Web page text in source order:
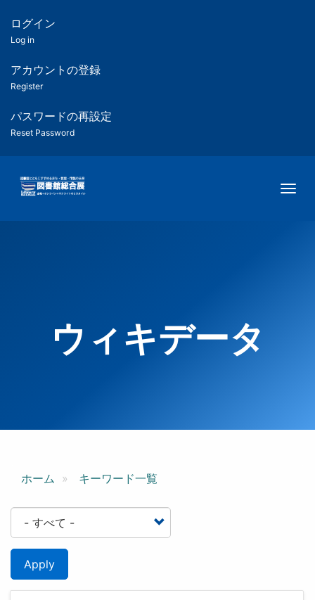
ツ
匿
名
ユ
ー
ー
用
メ
ログイン
Log in
アカウントの登録
Register
パスワードの再設定
Reset Password
ウィキデータ
ホーム キーワード一覧
Apply